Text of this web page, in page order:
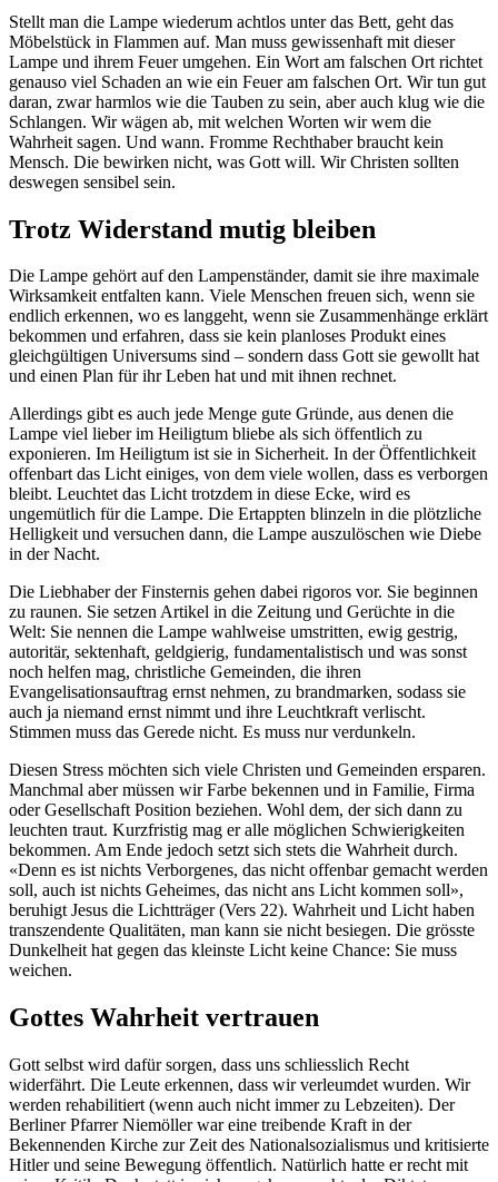
Stellt man die Lampe wiederum achtlos unter das Bett, geht das
Möbelstück in Flammen auf. Man muss gewissenhaft mit dieser
Lampe und ihrem Feuer umgehen. Ein Wort am falschen Ort richtet
genauso viel Schaden an wie ein Feuer am falschen Ort. Wir tun gut
daran, zwar harmlos wie die Tauben zu sein, aber auch klug wie die
Schlangen. Wir wägen ab, mit welchen Worten wir wem die
Wahrheit sagen. Und wann. Fromme Rechthaber braucht kein
Mensch. Die bewirken nicht, was Gott will. Wir Christen sollten
deswegen sensibel sein.
Trotz Widerstand mutig bleiben
Die Lampe gehört auf den Lampenständer, damit sie ihre maximale
Wirksamkeit entfalten kann. Viele Menschen freuen sich, wenn sie
endlich erkennen, wo es langgeht, wenn sie Zusammenhänge erklärt
bekommen und erfahren, dass sie kein planloses Produkt eines
gleichgültigen Universums sind – sondern dass Gott sie gewollt hat
und einen Plan für ihr Leben hat und mit ihnen rechnet.
Allerdings gibt es auch jede Menge gute Gründe, aus denen die
Lampe viel lieber im Heiligtum bliebe als sich öffentlich zu
exponieren. Im Heiligtum ist sie in Sicherheit. In der Öffentlichkeit
offenbart das Licht einiges, von dem viele wollen, dass es verborgen
bleibt. Leuchtet das Licht trotzdem in diese Ecke, wird es
ungemütlich für die Lampe. Die Ertappten blinzeln in die plötzliche
Helligkeit und versuchen dann, die Lampe auszulöschen wie Diebe
in der Nacht.
Die Liebhaber der Finsternis gehen dabei rigoros vor. Sie beginnen
zu raunen. Sie setzen Artikel in die Zeitung und Gerüchte in die
Welt: Sie nennen die Lampe wahlweise umstritten, ewig gestrig,
autoritär, sektenhaft, geldgierig, fundamentalistisch und was sonst
noch helfen mag, christliche Gemeinden, die ihren
Evangelisationsauftrag ernst nehmen, zu brandmarken, sodass sie
auch ja niemand ernst nimmt und ihre Leuchtkraft verlischt.
Stimmen muss das Gerede nicht. Es muss nur verdunkeln.
Diesen Stress möchten sich viele Christen und Gemeinden ersparen.
Manchmal aber müssen wir Farbe bekennen und in Familie, Firma
oder Gesellschaft Position beziehen. Wohl dem, der sich dann zu
leuchten traut. Kurzfristig mag er alle möglichen Schwierigkeiten
bekommen. Am Ende jedoch setzt sich stets die Wahrheit durch.
«Denn es ist nichts Verborgenes, das nicht offenbar gemacht werden
soll, auch ist nichts Geheimes, das nicht ans Licht kommen soll»,
beruhigt Jesus die Lichtträger (Vers 22). Wahrheit und Licht haben
transzendente Qualitäten, man kann sie nicht besiegen. Die grösste
Dunkelheit hat gegen das kleinste Licht keine Chance: Sie muss
weichen.
Gottes Wahrheit vertrauen
Gott selbst wird dafür sorgen, dass uns schliesslich Recht
widerfährt. Die Leute erkennen, dass wir verleumdet wurden. Wir
werden rehabilitiert (wenn auch nicht immer zu Lebzeiten). Der
Berliner Pfarrer Niemöller war eine treibende Kraft in der
Bekennenden Kirche zur Zeit des Nationalsozialismus und kritisierte
Hitler und seine Bewegung öffentlich. Natürlich hatte er recht mit